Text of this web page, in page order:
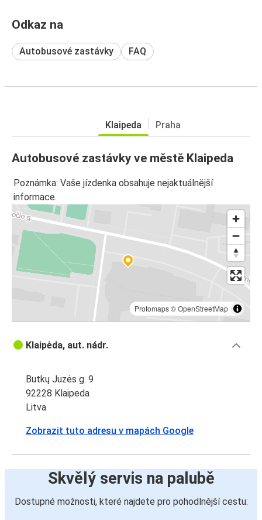
Odkaz na
Autobusové zastávky FAQ
Klaipeda Praha
Autobusové zastávky ve městě Klaipeda
Poznámka: Vaše jízdenka obsahuje nejaktuálnější
informace.
Protomaps©OpenStreetMap
Klaipėda, aut. nádr.
Butkų Juzės g. 9
92228 Klaipeda
Litva
Zobrazit tuto adresu v mapách Google
Skvělý servis na palubě
Dostupné možnosti, které najdete pro pohodlnější cestu: